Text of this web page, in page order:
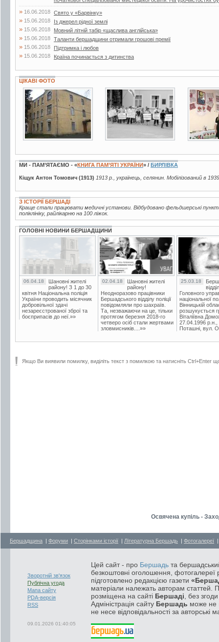
» 16.06.2018 Свято у «Барвінку»
» 15.06.2018 Із джерел рідної землі
» 15.06.2018 Мовний літній табір «щаслива англійська»
» 15.06.2018 Таланти бершадщини отримали грошові премії
» 15.06.2018 Підтримка і любов
» 15.06.2018 Країна починається з дитинства
ЦІКАВІ ФОТО
4 фото 2 фото 3 фото
МИ - ПАМ’ЯТАЄМО - «КНИГА ПАМ’ЯТІ УКРАЇНИ» / БИРЛІВКА
Кіщук Антон Томович (1913) 1913 р., українець, селянин. Мобілізований в
З ІСТОРІЇ БЕРШАДІ
Краще стали працювати медичні установи. Відбудовано фельдшерські
поліклініку, райлікарню на 100 ліжок.
ГОЛОВНІ НОВИНИ БЕРШАДЩИНИ
06.04.18
Шановні жителі
району! З 1 до 30
квітня Національна поліція
України проводить місячник
добровільної здачі
незареєстрованої зброї та
боєприпасів до неї.»»
02.04.18
Шановні жителі
району!
Неодноразово працівники
Бершадського відділу поліції
повідомляли про шахраїв.
Та, незважаючи на це, тільки
протягом березня 2018-го
четверо осіб стали жертвами
зловмисників....»»
25.03.18
Головного
національної
Вінницькій
розшукується
Віталіївна
27.04.1996 р.н.,
Поташні, вул.
Якщо Ви виявили помилку, виділіть текст з помилкою та натисніть Ctrl+Enter
Освячена купіль -
Бершадщина | Форуми | Сторінками історії | Літературна Бершадь | Фотогалереї
Зворотній зв'язок
Публічна угода
Мапа сайту
PDA-версія
RSS
09.01.2026 01:40:05
Цей сайт - про Бершадь та
безкоштовні оголошення, фотогалереї
підготовлено редакцією газети
матеріали належать авторам статтей.
розміщена на сайті Бершаді , без
Адміністрація сайту Бершадь може не
не несе відповідальності за авторські